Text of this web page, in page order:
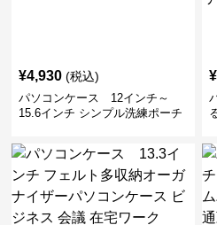
¥4,930 (税込)
パソコンケース 12インチ～
15.6インチ シンプル洗練ポーチ
勤 日常使い
¥